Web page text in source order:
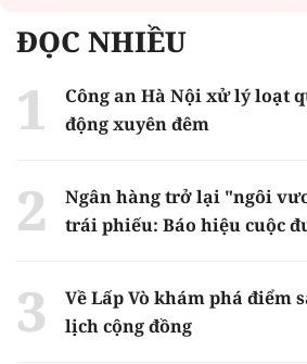
ĐỌC NHIỀU
Công an Hà Nội xử lý loạt
động xuyên đêm
Ngân hàng trở lại "ngôi
trái phiếu: Báo hiệu cuộc
Về Lấp Vò khám phá điểm
lịch cộng đồng